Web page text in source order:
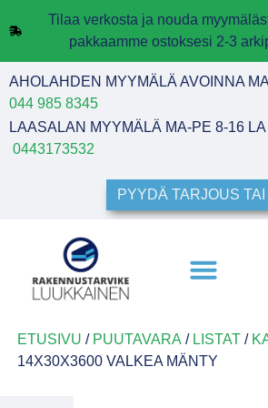
Tilaa verkosta ja nouda
pakkaamme ostoksesi 2-3
AHOLAHDEN MYYMÄLÄ AVOINNA
044 985 8345
LAASALAN MYYMÄLÄ MA-PE 8-16
0443173532
PYYDÄ TARJOUS
ETUSIVU / PUUTAVARA / LISTAT/
14X30X3600 VALKEA MÄNTY